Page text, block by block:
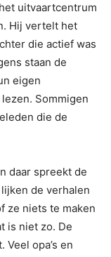
uitvaartcentrum
Hij vertelt het
die actief was
staan de
eigen
Sommigen
die de
daar spreekt de
de verhalen
ze niets te maken
is niet zo. De
opa’s en